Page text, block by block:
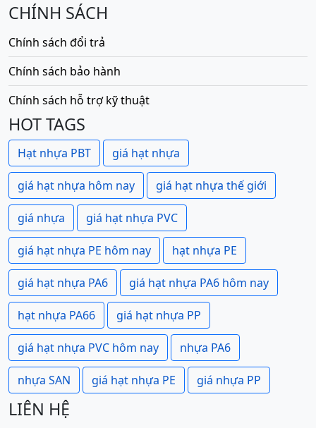
CHÍNH SÁCH
Chính sách đổi trả
Chính sách bảo hành
Chính sách hỗ trợ kỹ thuật
HOT TAGS
Hạt nhựa PBT giá hạt nhựa
giá hạt nhựa hôm nay giá hạt nhựa thế giới
giá nhựa giá hạt nhựa PVC
giá hạt nhựa PE hôm nay hạt nhựa PE
giá hạt nhựa PA6 giá hạt nhựa PA6 hôm nay
hạt nhựa PA66 giá hạt nhựa PP
giá hạt nhựa PVC hôm nay nhựa PA6
nhựa SAN giá hạt nhựa PE giá nhựa PP
LIÊN HỆ